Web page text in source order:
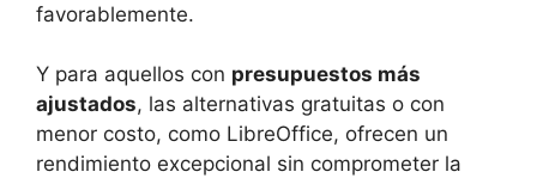
favorablemente.
Y para aquellos con presupuestos más
ajustados, las alternativas gratuitas o con
menor costo, como LibreOffice, ofrecen un
rendimiento excepcional sin comprometer la